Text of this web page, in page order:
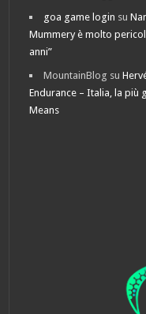
goa game login su
Mummery è molto
anni”
MountainBlog su
Endurance – Italia, la più
Means